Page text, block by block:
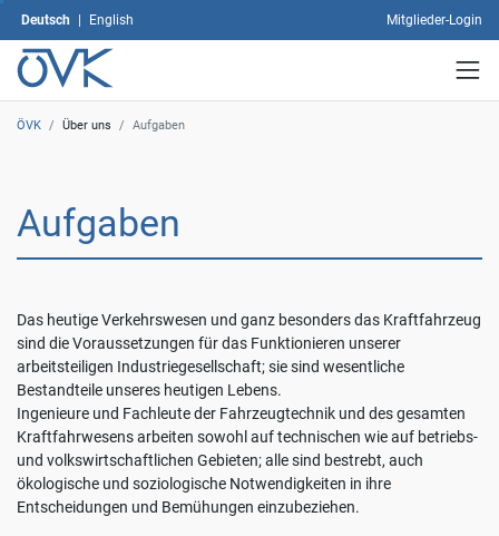
Mit
dem
Klick
auf
"Alle
akzeptieren"
mit
Cookies
einverstanden.
Ihre
Einwilligung
können
Sie
jederzeit
mit
Wirkung
Deutsch | English Mitglieder-Login
ÖVK / Über uns / Aufgaben
Aufgaben
Das heutige Verkehrswesen und ganz besonders das Kraftfahrzeug
sind die Voraussetzungen für das Funktionieren unserer
arbeitsteiligen Industriegesellschaft; sie sind wesentliche
Bestandteile unseres heutigen Lebens.
Ingenieure und Fachleute der Fahrzeugtechnik und des gesamten
Kraftfahrwesens arbeiten sowohl auf technischen wie auf betriebs-
und volkswirtschaftlichen Gebieten; alle sind bestrebt, auch
ökologische und soziologische Notwendigkeiten in ihre
Entscheidungen und Bemühungen einzubeziehen.